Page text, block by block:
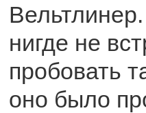
нигде не
пробовать
оно было